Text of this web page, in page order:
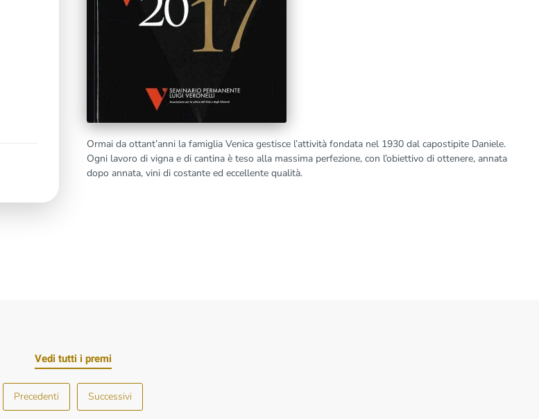
Ormai da ottant’anni la famiglia Venica gestisce l’attività fondata nel 1930 dal capostipite Daniele.
Ogni lavoro di vigna e di cantina è teso alla massima perfezione, con l’obiettivo di ottenere, annata
dopo annata, vini di costante ed eccellente qualità.
Vedi tutti i premi
Precedenti Successivi